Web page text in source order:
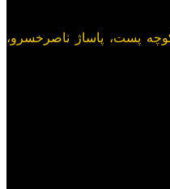
پست، پاساژ ناصرخسرو،